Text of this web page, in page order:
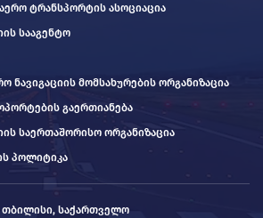
ტრანსპორტის ასოციაცია
სააგენტო
ნავიგაციის მომსახურების ორგანიზაცია
გაერთიანება
საერთაშორისო ორგანიზაცია
პოლიტიკა
თბილისი, საქართველო